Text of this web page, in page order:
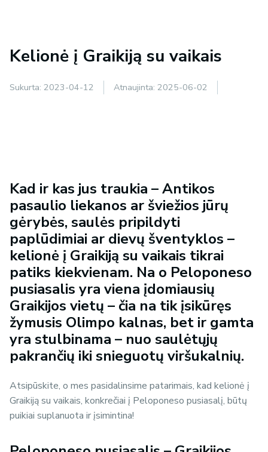
Kelionė į Graikiją su vaikais
Sukurta: 2023-04-12 Atnaujinta: 2025-06-02
Kad ir kas jus traukia – Antikos
pasaulio liekanos ar šviežios jūrų
gėrybės, saulės pripildyti
paplūdimiai ar dievų šventyklos –
kelionė į Graikiją su vaikais tikrai
patiks kiekvienam. Na o Peloponeso
pusiasalis yra viena įdomiausių
Graikijos vietų – čia na tik įsikūręs
žymusis Olimpo kalnas, bet ir gamta
yra stulbinama – nuo saulėtųjų
pakrančių iki snieguotų viršukalnių.
Atsipūskite, o mes pasidalinsime patarimais, kad kelionė į
Graikiją su vaikais, konkrečiai į Peloponeso pusiasalį, būtų
puikiai suplanuota ir įsimintina!